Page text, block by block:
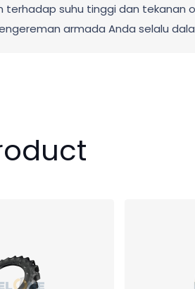
suhu tinggi dan tekanan
armada Anda selalu